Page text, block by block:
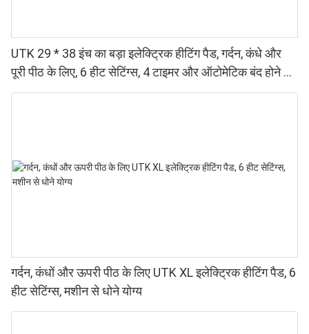
UTK 29 * 38 इंच का बड़ा इलेक्ट्रिक हीटिंग पैड, गर्दन, कंधे और
पूरी पीठ के लिए, 6 हीट सेटिंग्स, 4 टाइमर और ऑटोमेटिक बंद होने की
सुविधा के साथ।
गर्दन, कंधों और ऊपरी पीठ के लिए UTK XL इलेक्ट्रिक हीटिंग पैड, 6
हीट सेटिंग्स, मशीन से धोने योग्य